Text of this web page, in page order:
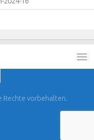
Rechte vorbehalten.